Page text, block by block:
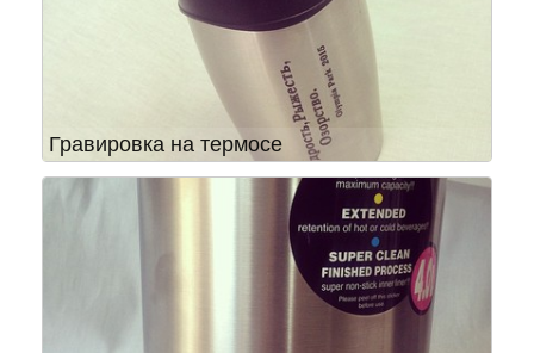
Гравировка на термосе